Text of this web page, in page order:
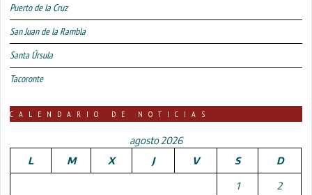
Puerto de la Cruz
San Juan de la Rambla
Santa Úrsula
Tacoronte
CALENDARIO DE NOTICIAS
agosto 2026
L
M X J V S D
1 2